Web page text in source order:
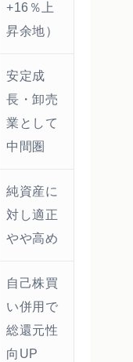
+16％上
昇余地）
安定成
長・卸売
業として
中間圏
純資産に
対し適正
やや高め
自己株買
い併用で
総還元性
向UP